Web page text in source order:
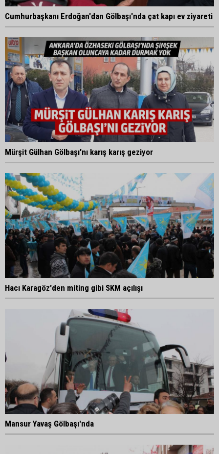
Cumhurbaşkanı Erdoğan'dan Gölbaşı'nda çat kapı ev ziyareti
Mürşit Gülhan Gölbaşı'nı karış karış geziyor
Hacı Karagöz'den miting gibi SKM açılışı
Mansur Yavaş Gölbaşı'nda